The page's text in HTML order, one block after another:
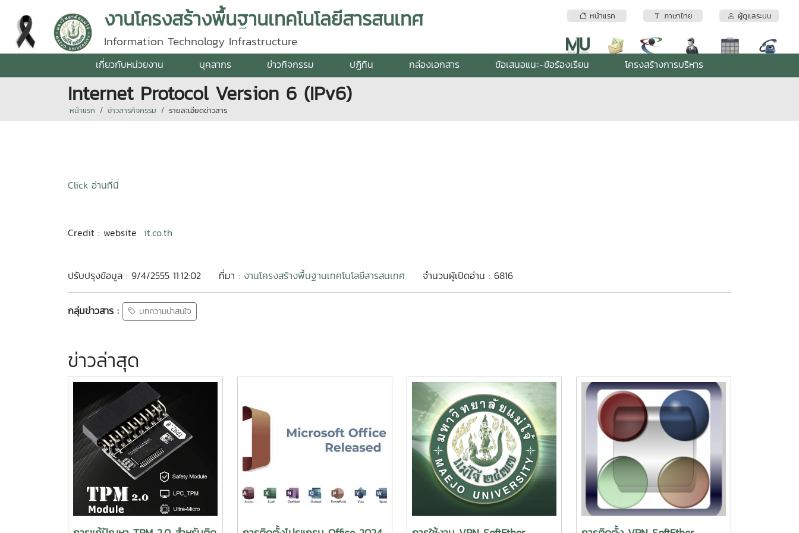
หน้าแรก ภาษาไทย ผู้ดูแลระบบ
งานโครงสร้างพื้นฐานเทคโนโลยีสารสนเทศ
Information Technology Infrastructure
เกี่ยวกับหน่วยงาน บุคลากร ข่าวกิจกรรม ปฏิทิน กล่องเอกสาร ข้อเสนอแนะ-ข้อร้องเรียน โครงสร้างการบริหาร
Internet Protocol Version 6 (IPv6)
หน้าแรก ข่าวสารกิจกรรม รายละเอียดข่าวสาร
Click อ่านที่นี่
Credit : website it.co.th
ปรับปรุงข้อมูล : 9/4/2555 11:12:02 ที่มา : งานโครงสร้างพื้นฐานเทคโนโลยีสารสนเทศ จำนวนผู้เปิดอ่าน : 6816
กลุ่มข่าวสาร : บทความน่าสนใจ
ข่าวล่าสุด